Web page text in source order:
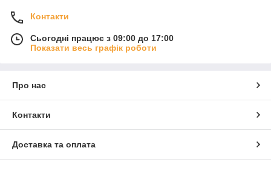
Контакти
Сьогодні працює з 09:00 до 17:00
Показати весь графік роботи
Про нас
Контакти
Доставка та оплата